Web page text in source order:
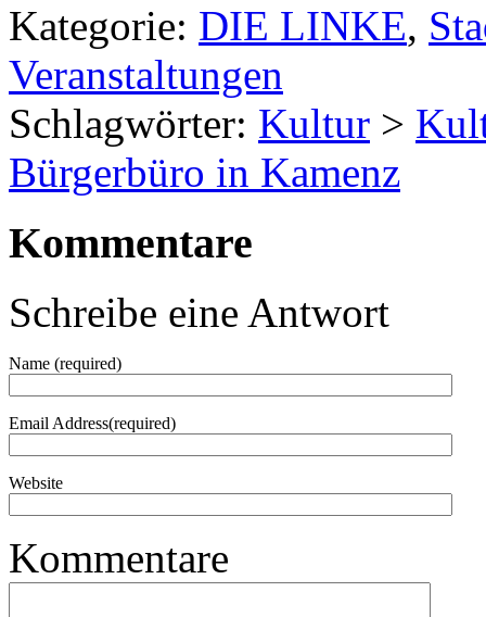
Kategorie: DIE LINKE,
Veranstaltungen
Schlagwörter: Kultur >
Bürgerbüro in Kamenz
Kommentare
Schreibe eine Antwort
Name (required)
Email Address(required)
Website
Kommentare